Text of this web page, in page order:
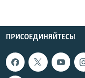
ПРИСОЕДИНЯЙТЕСЬ!